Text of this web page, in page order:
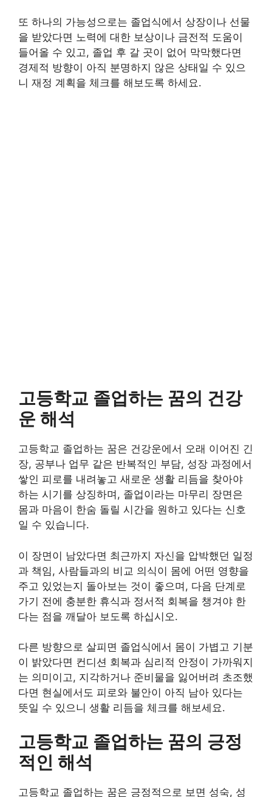
또 하나의 가능성으로는 졸업식에서 상장이나 선물
을 받았다면 노력에 대한 보상이나 금전적 도움이
들어올 수 있고, 졸업 후 갈 곳이 없어 막막했다면
경제적 방향이 아직 분명하지 않은 상태일 수 있으
니 재정 계획을 체크를 해보도록 하세요.
고등학교 졸업하는 꿈의 건강
운 해석
고등학교 졸업하는 꿈은 건강운에서 오래 이어진 긴
장, 공부나 업무 같은 반복적인 부담, 성장 과정에서
쌓인 피로를 내려놓고 새로운 생활 리듬을 찾아야
하는 시기를 상징하며, 졸업이라는 마무리 장면은
몸과 마음이 한숨 돌릴 시간을 원하고 있다는 신호
일 수 있습니다.
이 장면이 남았다면 최근까지 자신을 압박했던 일정
과 책임, 사람들과의 비교 의식이 몸에 어떤 영향을
주고 있었는지 돌아보는 것이 좋으며, 다음 단계로
가기 전에 충분한 휴식과 정서적 회복을 챙겨야 한
다는 점을 깨달아 보도록 하십시오.
다른 방향으로 살피면 졸업식에서 몸이 가볍고 기분
이 밝았다면 컨디션 회복과 심리적 안정이 가까워지
는 의미이고, 지각하거나 준비물을 잃어버려 초조했
다면 현실에서도 피로와 불안이 아직 남아 있다는
뜻일 수 있으니 생활 리듬을 체크를 해보세요.
고등학교 졸업하는 꿈의 긍정
적인 해석
고등학교 졸업하는 꿈은 긍정적으로 보면 성숙, 성